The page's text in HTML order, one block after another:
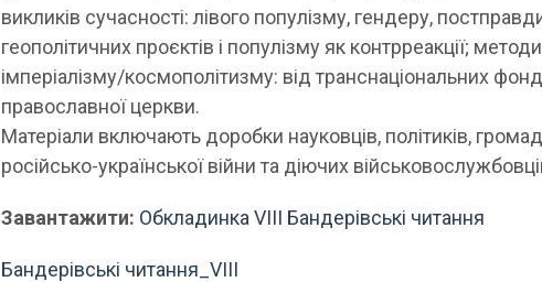
викликів сучасності: лівого популізму, гендеру,
геополітичних проєктів і популізму як контрреакції;
імперіалізму/космополітизму: від транснаціональних
православної церкви.
Матеріали включають доробки науковців, політиків,
російсько-української війни та діючих
Завантажити: Обкладинка VIII Бандерівські читання
Бандерівські читання_VIII